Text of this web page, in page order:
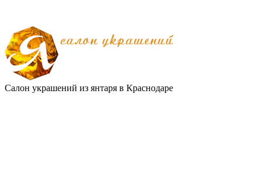
Салон украшений из янтаря в Краснодаре